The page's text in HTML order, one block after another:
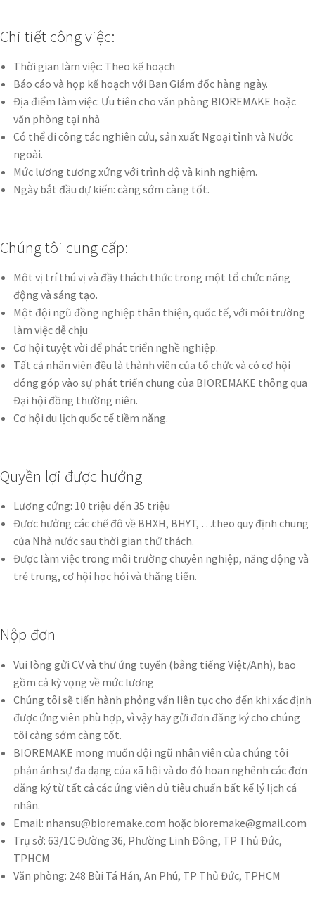
Chi tiết công việc:
Thời gian làm việc: Theo kế hoạch
Báo cáo và họp kế hoạch với Ban Giám đốc hàng ngày.
Địa điểm làm việc: Ưu tiên cho văn phòng BIOREMAKE hoặc
văn phòng tại nhà
Có thể đi công tác nghiên cứu, sản xuất Ngoại tỉnh và Nước
ngoài.
Mức lương tương xứng với trình độ và kinh nghiệm.
Ngày bắt đầu dự kiến: càng sớm càng tốt.
Chúng tôi cung cấp:
Một vị trí thú vị và đầy thách thức trong một tổ chức năng
động và sáng tạo.
Một đội ngũ đồng nghiệp thân thiện, quốc tế, với môi trường
làm việc dễ chịu
Cơ hội tuyệt vời để phát triển nghề nghiệp.
Tất cả nhân viên đều là thành viên của tổ chức và có cơ hội
đóng góp vào sự phát triển chung của BIOREMAKE thông qua
Đại hội đồng thường niên.
Cơ hội du lịch quốc tế tiềm năng.
Quyền lợi được hưởng
Lương cứng: 10 triệu đến 35 triệu
Được hưởng các chế độ về BHXH, BHYT, …theo quy định chung
của Nhà nước sau thời gian thử thách.
Được làm việc trong môi trường chuyên nghiệp, năng động và
trẻ trung, cơ hội học hỏi và thăng tiến.
Nộp đơn
Vui lòng gửi CV và thư ứng tuyển (bằng tiếng Việt/Anh), bao
gồm cả kỳ vọng về mức lương
Chúng tôi sẽ tiến hành phỏng vấn liên tục cho đến khi xác định
được ứng viên phù hợp, vì vậy hãy gửi đơn đăng ký cho chúng
tôi càng sớm càng tốt.
BIOREMAKE mong muốn đội ngũ nhân viên của chúng tôi
phản ánh sự đa dạng của xã hội và do đó hoan nghênh các đơn
đăng ký từ tất cả các ứng viên đủ tiêu chuẩn bất kể lý lịch cá
nhân.
Email: nhansu@bioremake.com hoặc bioremake@gmail.com
Trụ sở: 63/1C Đường 36, Phường Linh Đông, TP Thủ Đức,
TPHCM
Văn phòng: 248 Bùi Tá Hán, An Phú, TP Thủ Đức, TPHCM